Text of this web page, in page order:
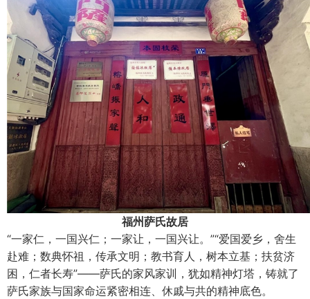
福州萨氏故居
“一家仁，一国兴仁；一家让，一国兴让。”“爱国爱乡，舍生
赴难；数典怀祖，传承文明；教书育人，树本立基；扶贫济
困，仁者长寿”——萨氏的家风家训，犹如精神灯塔，铸就了
萨氏家族与国家命运紧密相连、休戚与共的精神底色。